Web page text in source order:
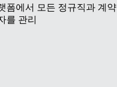
폼에서 모든 정규직과 계약
를 관리